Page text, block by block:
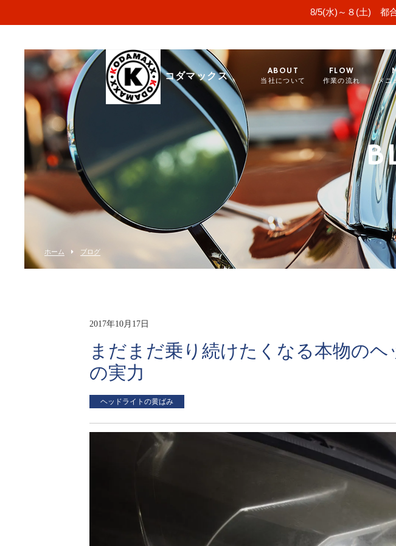
8/5(水)～８(土) 都
コダマックス
ABOUT
当社について
FLOW
作業の流れ メニ
ホーム ブログ
2017年10月17日
まだまだ乗り続けたくなる本物のヘ
の実力
ヘッドライトの黄ばみ